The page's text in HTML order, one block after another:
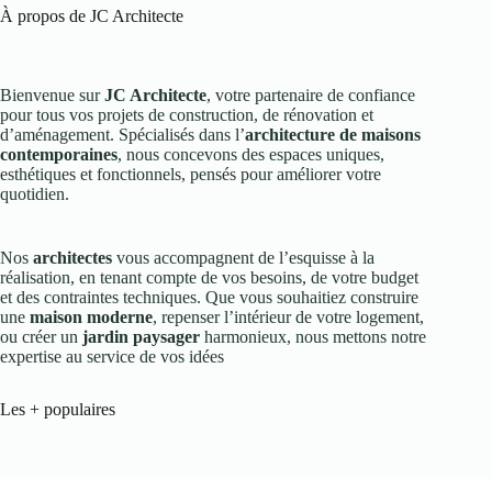
À propos de JC Architecte
Bienvenue surJC Architecte, votre partenaire de confiance
pour tous vos projets de construction, de rénovation et
d’aménagement. Spécialisés dans l’architecture de maisons
contemporaines, nous concevons des espaces uniques,
esthétiques et fonctionnels, pensés pour améliorer votre
quotidien.
Nos architectes vous accompagnent de l’esquisse à la
réalisation, en tenant compte de vos besoins, de votre budget
et des contraintes techniques. Que vous souhaitiez construire
une maison moderne, repenser l’intérieur de votre logement,
ou créer un jardin paysager harmonieux, nous mettons notre
expertise au service de vos idées
Les + populaires